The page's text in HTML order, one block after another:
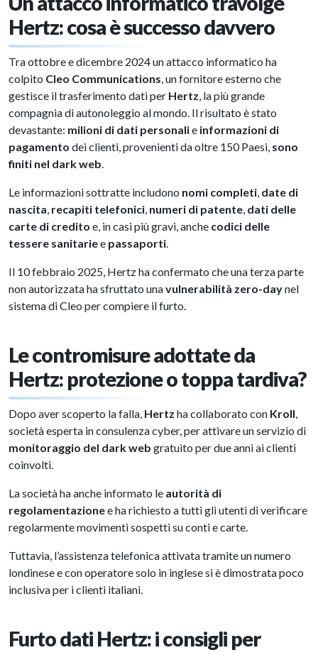
Hertz: cosa è successo davvero
Tra ottobre e dicembre 2024 un attacco informatico ha
colpito Cleo Communications, un fornitore esterno che
gestisce il trasferimento dati per Hertz, la più grande
compagnia di autonoleggio al mondo. Il risultato è stato
devastante: milioni di dati personalie informazioni di
pagamento dei clienti, provenienti da oltre 150 Paesi, sono
finiti nel dark web.
Le informazioni sottratte includono nomi completi, date di
nascita, recapiti telefonici, numeri di patente, dati delle
carte di credito e, in casi più gravi, anche codici delle
tessere sanitariee passaporti.
Il 10 febbraio 2025, Hertz ha confermato che una terza parte
non autorizzata ha sfruttato unavulnerabilità zero-daynel
sistema di Cleo per compiere il furto.
Le contromisure adottate da
Hertz: protezione o toppa tardiva?
Dopo aver scoperto la falla, Hertz ha collaborato con Kroll,
società esperta in consulenza cyber, per attivare un servizio di
monitoraggio del dark web gratuito per due anni ai clienti
coinvolti.
La società ha anche informato le autorità di
regolamentazionee ha richiesto a tutti gli utenti di verificare
regolarmente movimenti sospetti su conti e carte.
Tuttavia, l’assistenza telefonica attivata tramite un numero
londinese e con operatore solo in inglese si è dimostrata poco
inclusiva per i clienti italiani.
Furto dati Hertz: i consigli per